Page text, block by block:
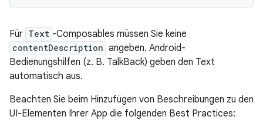
Für Text -Composables müssen Sie keine
contentDescription angeben. Android-
Bedienungshilfen (z. B. TalkBack) geben den Text
automatisch aus.
Beachten Sie beim Hinzufügen von Beschreibungen zu den
UI-Elementen Ihrer App die folgenden Best Practices: